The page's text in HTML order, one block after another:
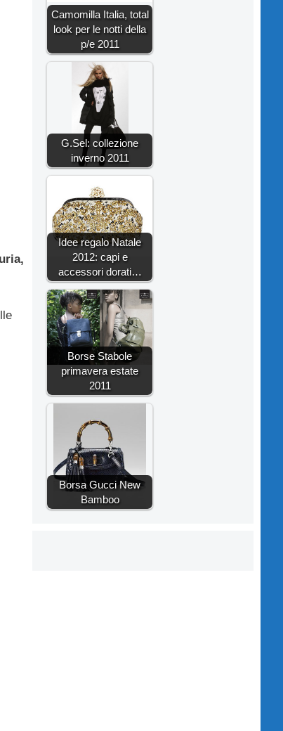
Camomilla Italia, total
look per le notti della
p/e 2011
G.Sel: collezione
inverno 2011
Idee regalo Natale
2012: capi e
accessori dorati…
Borse Stabole
primavera estate
2011
Borsa Gucci New
Bamboo